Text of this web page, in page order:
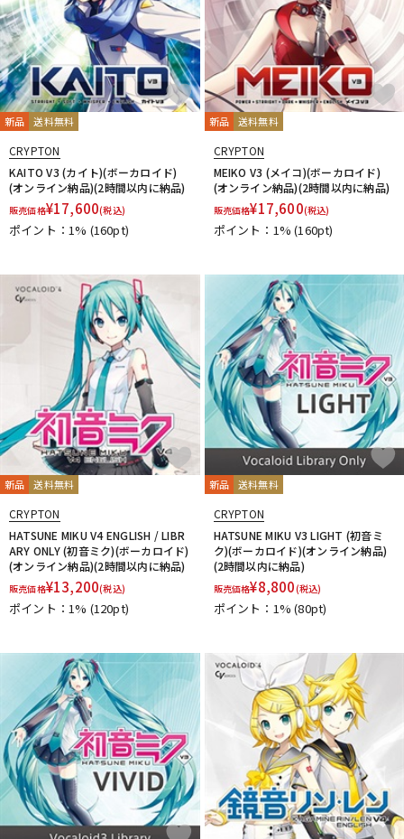
新品 送料無料
CRYPTON
KAITO V3 (カイト)(ボーカロイド)
(オンライン納品)(2時間以内に納品)
販売価格¥17,600(税込)
ポイント：1% (160pt)
新品 送料無料
CRYPTON
MEIKO V3 (メイコ)(ボーカロイド)
(オンライン納品)(2時間以内に納品)
販売価格¥17,600(税込)
ポイント：1%(160pt)
新品 送料無料
CRYPTON
HATSUNE MIKU V4 ENGLISH / LIBR
ARY ONLY (初音ミク)(ボーカロイド)
(オンライン納品)(2時間以内に納品)
販売価格¥13,200(税込)
ポイント：1% (120pt)
新品 送料無料
CRYPTON
HATSUNE MIKU V3 LIGHT (初音ミ
ク)(ボーカロイド)(オンライン納品)
(2時間以内に納品)
販売価格¥8,800(税込)
ポイント：1%(80pt)